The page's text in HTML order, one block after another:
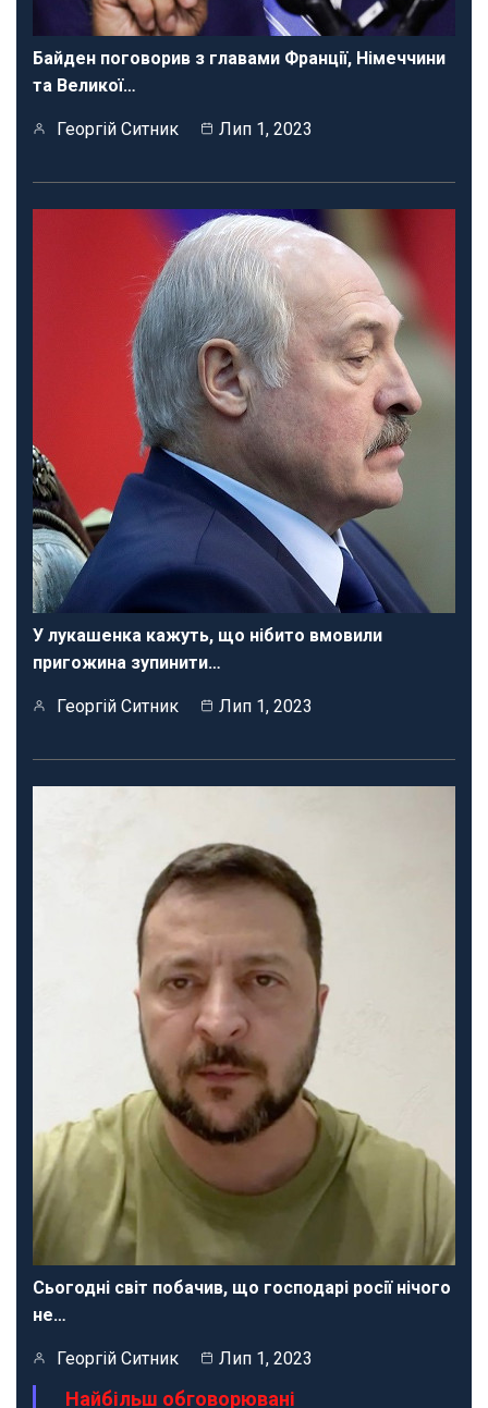
Байден поговорив з главами Франції, Німеччини
та Великої…
Георгій Ситник Лип 1, 2023
У лукашенка кажуть, що нібито вмовили
пригожина зупинити…
Георгій Ситник Лип 1, 2023
Сьогодні світ побачив, що господарі росії нічого
не…
Георгій Ситник Лип 1, 2023
Найбільш обговорювані